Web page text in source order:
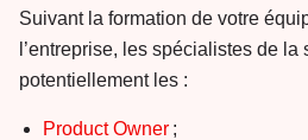
Suivant la formation de votre
l’entreprise, les spécialistes de
potentiellement les :
Product Owner ;